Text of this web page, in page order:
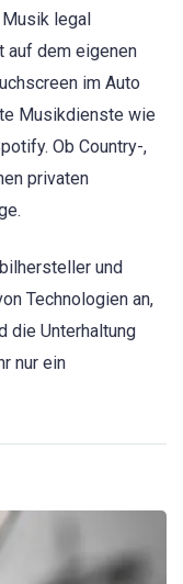
legal
auf dem eigenen
im Auto
Musikdienste wie
Ob Country-,
privaten
und
Technologien an,
die Unterhaltung
nur ein